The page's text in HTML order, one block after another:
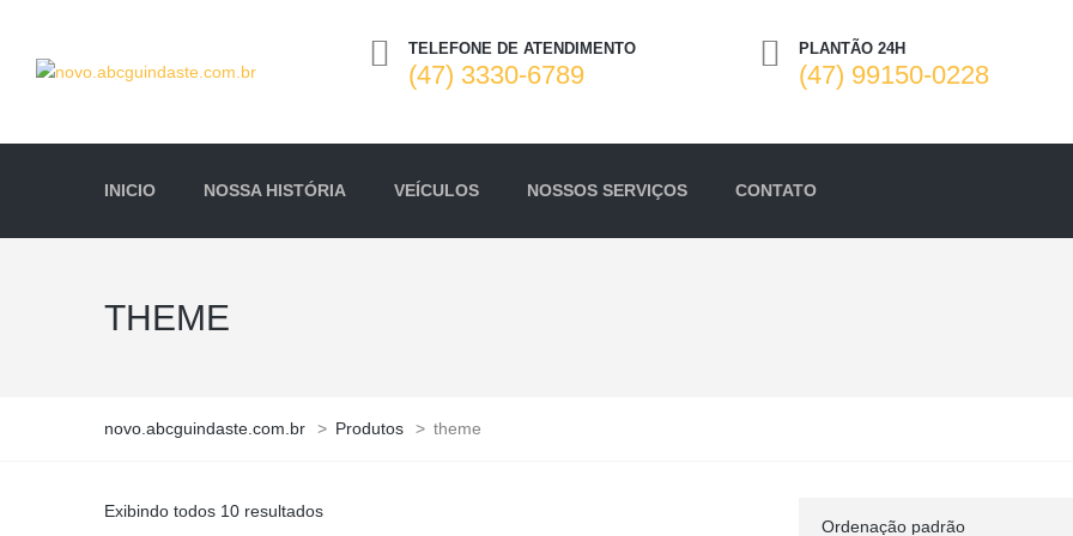
TELEFONE DE ATENDIMENTO
(47) 3330-6789
PLANTÃO 24H
(47) 99150-0228
INICIO NOSSA HISTÓRIA VEÍCULOS NOSSOS SERVIÇOS CONTATO
THEME
novo.abcguindaste.com.br > Produtos > theme
Exibindo todos 10 resultados